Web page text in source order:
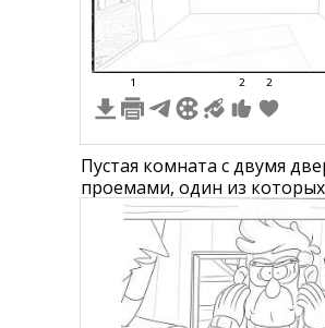
1 2 2
Пустая комната с двумя
проемами, один из
наружу, второй - в другую
лестницей